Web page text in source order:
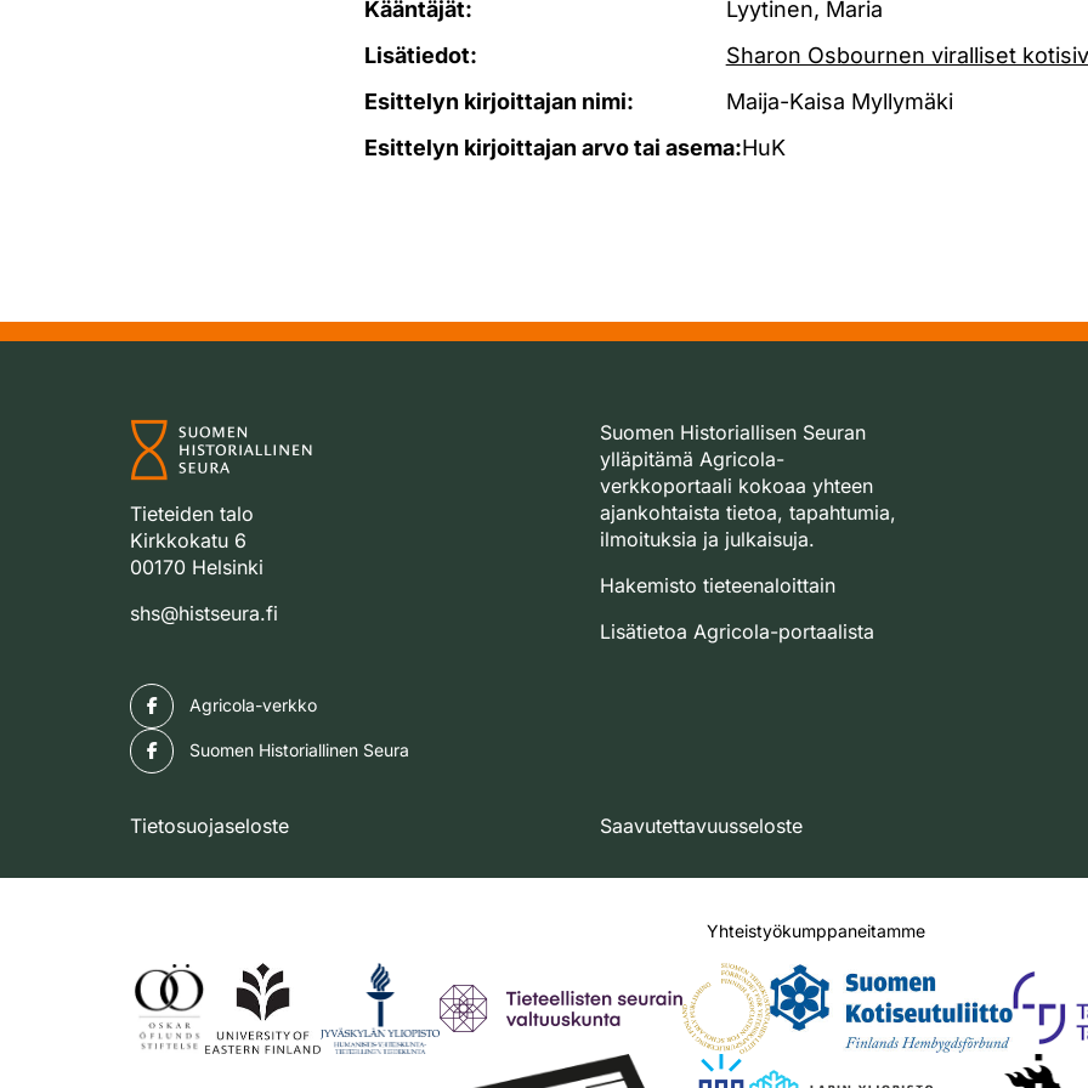
Kääntäjät:
Lyytinen, Maria
Lisätiedot:
Sharon Osbournen viralliset
Esittelyn kirjoittajan nimi:
Maija-Kaisa Myllymäki
Esittelyn kirjoittajan arvo tai asema:HuK
Tieteiden talo
Kirkkokatu 6
00170 Helsinki
shs@histseura.fi
Suomen Historiallisen Seuran
ylläpitämä Agricola-
verkkoportaali kokoaa yhteen
ajankohtaista tietoa, tapahtumia,
ilmoituksia ja julkaisuja.
Hakemisto tieteenaloittain
Lisätietoa Agricola-portaalista
Agricola-verkko
Suomen Historiallinen Seura
Tietosuojaseloste Saavutettavuusseloste
Yhteistyökumppaneitamme